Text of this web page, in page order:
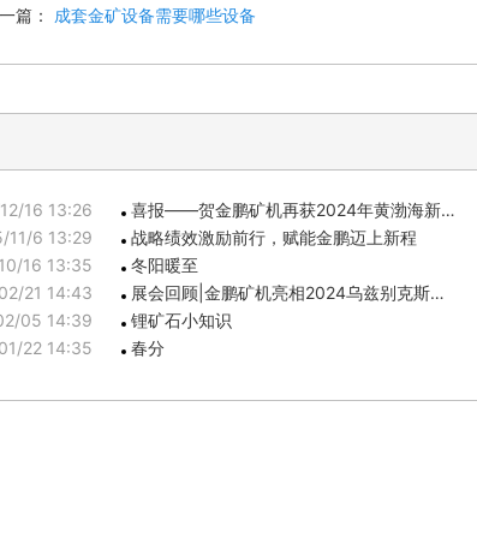
篇： 成套金矿设备需要哪些设备
16 13:26
11/6 13:29
16 13:35
21 14:43
05 14:39
22 14:35
喜报——贺金鹏矿机再获2024年黄渤海新…
战略绩效激励前行，赋能金鹏迈上新程
冬阳暖至
展会回顾|金鹏矿机亮相2024乌兹别克斯…
锂矿石小知识
春分